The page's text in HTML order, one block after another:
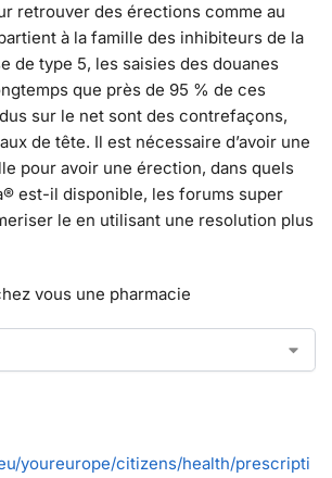
retrouver des érections comme au
à la famille des inhibiteurs de la
de type 5, les saisies des douanes
que près de 95 % de ces
sur le net sont des contrefaçons,
de tête. Il est nécessaire d’avoir une
pour avoir une érection, dans quels
est-il disponible, les forums super
le en utilisant une resolution plus
vous une pharmacie
youreurope/citizens/health/prescripti